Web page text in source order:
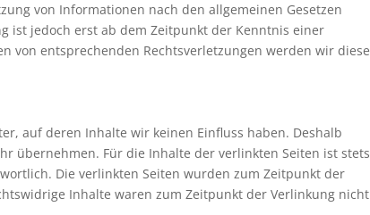
von Informationen nach den allgemeinen Gesetzen
ist jedoch erst ab dem Zeitpunkt der Kenntnis einer
von entsprechenden Rechtsverletzungen werden wir diese
auf deren Inhalte wir keinen Einfluss haben. Deshalb
übernehmen. Für die Inhalte der verlinkten Seiten ist stets
Die verlinkten Seiten wurden zum Zeitpunkt der
Inhalte waren zum Zeitpunkt der Verlinkung nicht